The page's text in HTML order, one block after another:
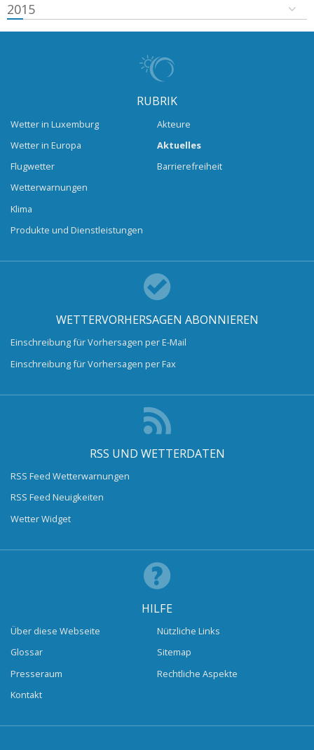
2015
RUBRIK
Wetter in Luxemburg
Wetter in Europa
Flugwetter
Wetterwarnungen
Klima
Produkte und Dienstleistungen
Akteure
Aktuelles
Barrierefreiheit
WETTERVORHERSAGEN ABONNIEREN
Einschreibung für Vorhersagen per E-Mail
Einschreibung für Vorhersagen per Fax
RSS UND WETTERDATEN
RSS Feed Wetterwarnungen
RSS Feed Neuigkeiten
Wetter Widget
HILFE
Über diese Webseite
Glossar
Presseraum
Kontakt
Nützliche Links
Sitemap
Rechtliche Aspekte